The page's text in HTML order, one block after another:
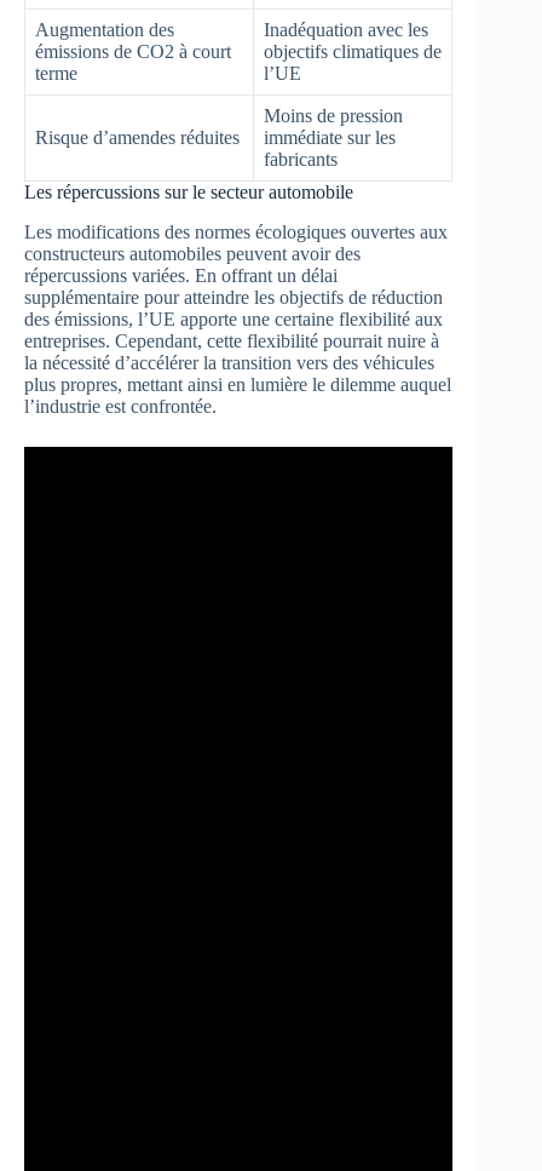
Augmentation des
émissions de CO2 à court
terme
Inadéquation avec les
objectifs climatiques de
l’UE
Risque d’amendes réduites
Moins de pression
immédiate sur les
fabricants
Les répercussions sur le secteur automobile
Les modifications des normes écologiques ouvertes aux
constructeurs automobiles peuvent avoir des
répercussions variées. En offrant un délai
supplémentaire pour atteindre les objectifs de réduction
des émissions, l’UE apporte une certaine flexibilité aux
entreprises. Cependant, cette flexibilité pourrait nuire à
la nécessité d’accélérer la transition vers des véhicules
plus propres, mettant ainsi en lumière le dilemme auquel
l’industrie est confrontée.